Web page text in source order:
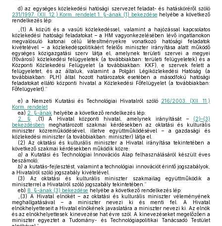
d) az egységes közlekedési hatósági szervezet feladat- és hatásköréről szóló
231/1997. (XII. 12.) Korm. rendelet 1. §-ának (1) bekezdése helyébe a következő
rendelkezés lép:
„(1) A közúti és a vasúti közlekedéssel, valamint a hajózással kapcsolatos
közlekedési hatósági feladatokat – a HM vagyonkezelésében lévő ingatlanokon
megvalósuló katonai célú létesítményekre vonatkozó hatósági feladatok
kivételével – a közlekedéspolitikáért felelős miniszter irányítása alatt működő
egységes közigazgatási szerv látja el, amelynek területi szervei a megyei
(fővárosi) közlekedési felügyeletek (a továbbiakban: területi felügyeletek) és a
Központi Közlekedési Felügyelet (a továbbiakban: KKF), e szervek felett a
felügyeletet, és az általuk, valamint a Polgári Légiközlekedési Hatóság (a
továbbiakban: PLH) által hozott határozatok esetében a másodfokú hatósági
feladatokat ellátó központi hivatal a Közlekedési Főfelügyelet (a továbbiakban:
Főfelügyelet).”
e) a Nemzeti Kutatási és Technológiai Hivatalról szóló 216/2003. (XII. 11.)
Korm. rendelet
ea) 2. §-ának helyébe a következő rendelkezés lép:
2. §
„(1) A Hivatal központi hivatal, amelynek irányítását – (2)–(3)
bekezdésben meghatározott szakmai kérdésekben az oktatási és kulturális
miniszter közreműködésével, illetve együttműködésével – a gazdasági és
közlekedési miniszter (a továbbiakban: miniszter) látja el.
(2) Az oktatási és kulturális miniszter a Hivatal irányítása tekintetében a
következő szakmai kérdésekben működik közre:
a) a Kutatási és Technológiai Innovációs Alap felhasználásáról készült éves
beszámoló;
b) a kutatás-fejlesztést, valamint a technológiai innovációt érintő jogszabályok,
a Hivatalról szóló jogszabály kivételével.
(3) Az oktatási és kulturális miniszter szakmailag együttműködik a
miniszterrel a Hivatalról szóló jogszabály tekintetében.”
eb) 8. §-ának (3) bekezdése helyébe a következő rendelkezés lép:
„(3) A Hivatal elnökét – az oktatási és kulturális miniszter véleményének
meghallgatásával – a miniszter nevezi ki és menti fel. A Hivatal
elnökhelyetteseit a Hivatal elnökének javaslatára a miniszter nevezi ki. Az elnök
és az elnökhelyettesek kinevezése hat évre szól. A kinevezéseket megelőzően a
miniszter egyeztet a Tudomány- és Technológiapolitikai Tanácsadó Testület